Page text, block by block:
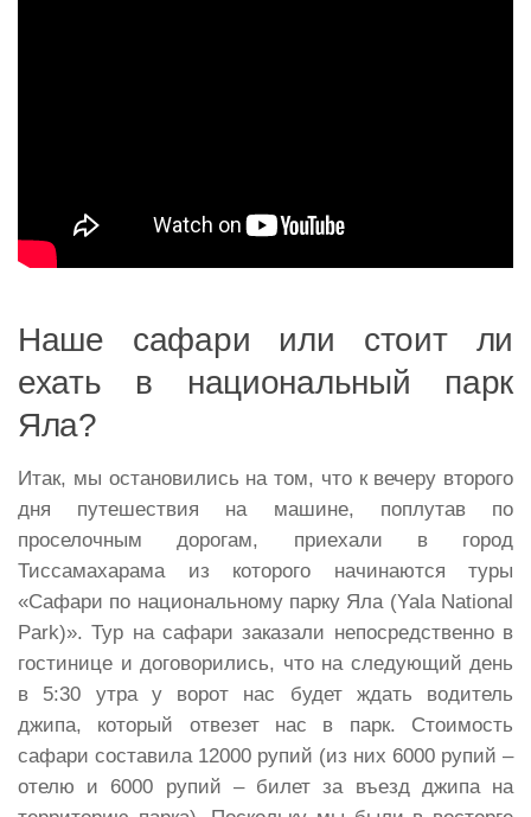
Наше сафари или стоит ли
ехать в национальный парк
Яла?
Итак, мы остановились на том, что к вечеру второго
дня путешествия на машине, поплутав по
проселочным дорогам, приехали в город
Тиссамахарама из которого начинаются туры
«Сафари по национальному парку Яла (Yala National
Park)». Тур на сафари заказали непосредственно в
гостинице и договорились, что на следующий день
в 5:30 утра у ворот нас будет ждать водитель
джипа, который отвезет нас в парк. Стоимость
сафари составила 12000 рупий (из них 6000 рупий –
отелю и 6000 рупий – билет за въезд джипа на